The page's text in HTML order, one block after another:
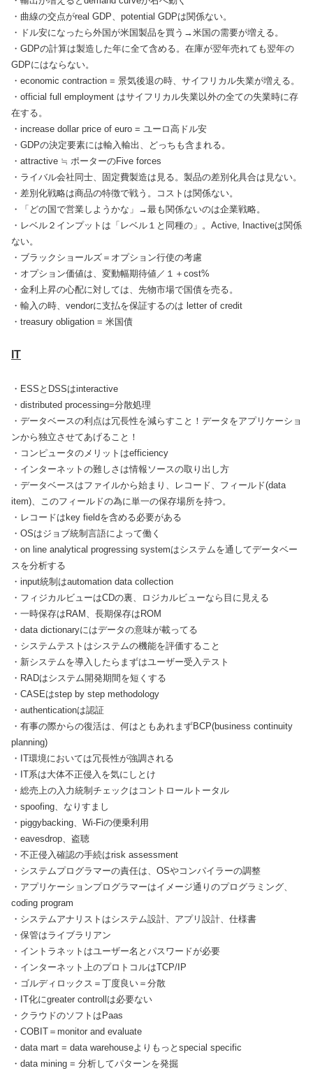
・曲線の交点がreal GDP、potential GDPは関係ない。
・ドル安になったら外国が米国製品を買う→米国の需要が増える。
・GDPの計算は製造した年に全て含める。在庫が翌年売れても翌年の
GDPにはならない。
・economic contraction = 景気後退の時、サイフリカル失業が増える。
・official full employment はサイフリカル失業以外の全ての失業時に存
在する。
・increase dollar price of euro = ユーロ高ドル安
・GDPの決定要素には輸入輸出、どっちも含まれる。
・attractive ≒ ポーターのFive forces
・ライバル会社同士、固定費製造は見る。製品の差別化具合は見ない。
・差別化戦略は商品の特徴で戦う。コストは関係ない。
・「どの国で営業しようかな」→最も関係ないのは企業戦略。
・レベル２インプットは「レベル１と同種の」。Active, Inactiveは関係
ない。
・ブラックショールズ＝オプション行使の考慮
・オプション価値は、変動幅期待値／１＋cost%
・金利上昇の心配に対しては、先物市場で国債を売る。
・輸入の時、vendorに支払を保証するのは letter of credit
・treasury obligation = 米国債
IT
・ESSとDSSはinteractive
・distributed processing=分散処理
・データベースの利点は冗長性を減らすこと！データをアプリケーショ
ンから独立させてあげること！
・コンピュータのメリットはefficiency
・インターネットの難しさは情報ソースの取り出し方
・データベースはファイルから始まり、レコード、フィールド(data
item)、このフィールドの為に単一の保存場所を持つ。
・レコードはkey fieldを含める必要がある
・OSはジョブ統制言語によって働く
・on line analytical progressing systemはシステムを通してデータベー
スを分析する
・input統制はautomation data collection
・フィジカルビューはCDの裏、ロジカルビューなら目に見える
・一時保存はRAM、長期保存はROM
・data dictionaryにはデータの意味が載ってる
・システムテストはシステムの機能を評価すること
・新システムを導入したらまずはユーザー受入テスト
・RADはシステム開発期間を短くする
・CASEはstep by step methodology
・authenticationは認証
・有事の際からの復活は、何はともあれまずBCP(business continuity
planning)
・IT環境においては冗長性が強調される
・IT系は大体不正侵入を気にしとけ
・総売上の入力統制チェックはコントロールトータル
・spoofing、なりすまし
・piggybacking、Wi-Fiの便乗利用
・eavesdrop、盗聴
・不正侵入確認の手続はrisk assessment
・システムプログラマーの責任は、OSやコンパイラーの調整
・アプリケーションプログラマーはイメージ通りのプログラミング、
coding program
・システムアナリストはシステム設計、アプリ設計、仕様書
・保管はライブラリアン
・イントラネットはユーザー名とパスワードが必要
・インターネット上のプロトコルはTCP/IP
・ゴルディロックス＝丁度良い＝分散
・IT化にgreater controllは必要ない
・クラウドのソフトはPaas
・COBIT＝monitor and evaluate
・data mart = data warehouseよりもっとspecial specific
・data mining = 分析してパターンを発掘